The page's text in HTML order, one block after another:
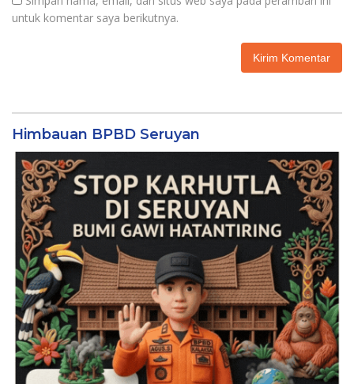
untuk komentar saya berikutnya.
Himbauan BPBD Seruyan